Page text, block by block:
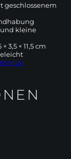
geschlossenem
kleine
3,5 × 11,5 cm